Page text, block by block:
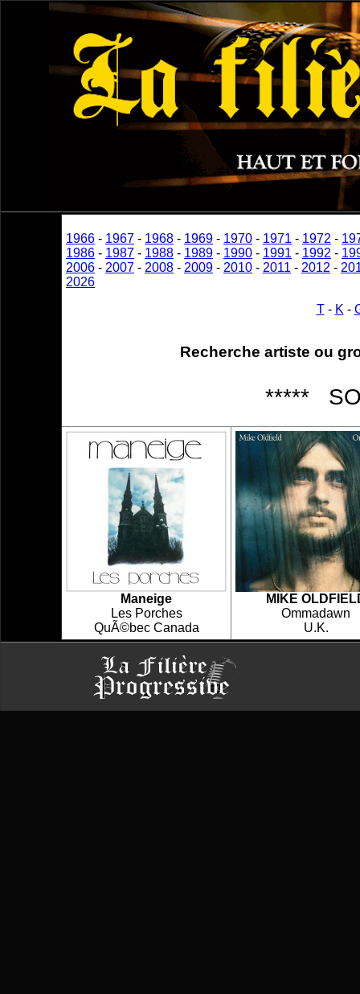
1966 - 1967 - 1968 - 1969 - 1970 - 1971 - 1972 -
1986 - 1987 - 1988 - 1989 - 1990 - 1991 - 1992 -
2006 - 2007 - 2008 - 2009 - 2010 - 2011 - 2012 -
2026
T- K -
Recherche artiste ou
*****
Maneige
Les Porches
QuÃ©bec Canada
MIKE
Ommadawn
U.K.